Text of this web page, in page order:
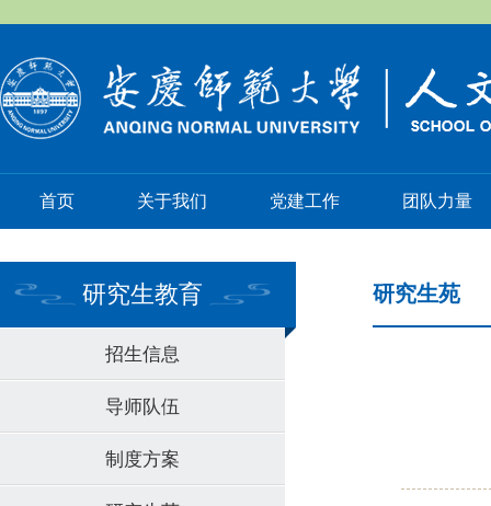
首页 关于我们 党建工作 团队力量
研究生教育
招生信息
导师队伍
制度方案
研究生苑